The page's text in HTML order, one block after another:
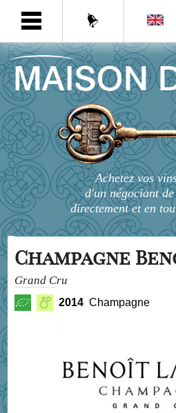
Achetez vos
d'un négociant
directement et en
Champagne
Grand Cru
2014 Champagne